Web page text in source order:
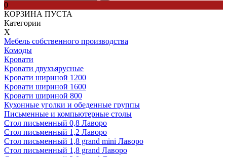
0
КОРЗИНА ПУСТА
Категории
Х
Мебель собственного производства
Комоды
Кровати
Кровати двухъярусные
Кровати шириной 1200
Кровати шириной 1600
Кровати шириной 800
Кухонные уголки и обеденные группы
Письменные и компьютерные столы
Стол письменный 0,8 Лаворо
Стол письменный 1,2 Лаворо
Стол письменный 1,8 grand mini Лаворо
Стол письменный 1,8 grand Лаворо